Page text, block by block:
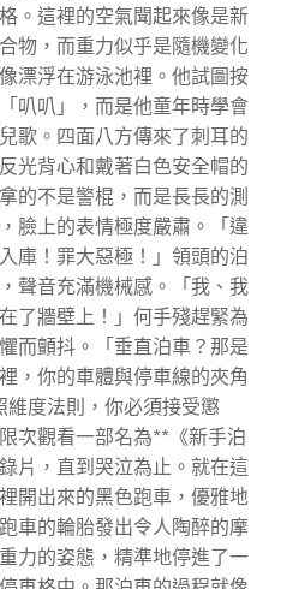
。這裡的空氣聞起來像是新
物，而重力似乎是隨機變化
漂浮在游泳池裡。他試圖按
叭叭」，而是他童年時學會
歌。四面八方傳來了刺耳的
光背心和戴著白色安全帽的
的不是警棍，而是長長的測
臉上的表情極度嚴肅。「違
庫！罪大惡極！」領頭的泊
聲音充滿機械感。「我、我
了牆壁上！」何手殘趕緊為
而顫抖。「垂直泊車？那是
，你的車體與停車線的夾角
度法則，你必須接受懲
次觀看一部名為**《新手泊
片，直到哭泣為止。就在這
開出來的黑色跑車，優雅地
車的輪胎發出令人陶醉的摩
力的姿態，精準地停進了一